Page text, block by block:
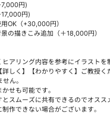
円)
円)
OK（+30,000円）
の描きこみ追加（＋18,000円）
アリング内容を参考にイラストを
しく】【わかりやすく】ご教授く
ん。
せも可能です。
スムーズに共有できるのでオスス
作できない場合がございます。